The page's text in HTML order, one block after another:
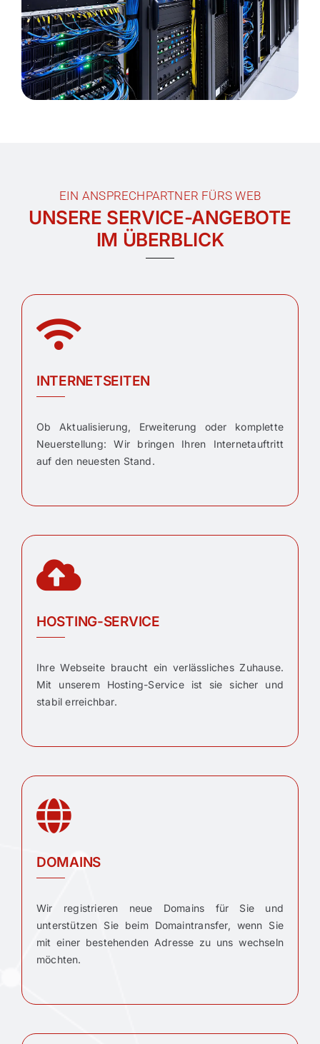
EIN ANSPRECHPARTNER FÜRS WEB
UNSERE SERVICE-ANGEBOTE
IM ÜBERBLICK
INTERNETSEITEN
Ob Aktualisierung, Erweiterung oder komplette
Neuerstellung: Wir bringen Ihren Internetauftritt
auf den neuesten Stand.
HOSTING-SERVICE
Ihre Webseite braucht ein verlässliches Zuhause.
Mit unserem Hosting-Service ist sie sicher und
stabil erreichbar.
DOMAINS
Wir registrieren neue Domains für Sie und
unterstützen Sie beim Domaintransfer, wenn Sie
mit einer bestehenden Adresse zu uns wechseln
möchten.